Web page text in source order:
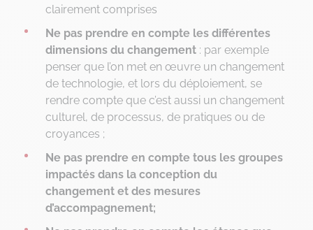
clairement comprises
Ne pas prendre en compte les différentes
dimensions du changement : par exemple
penser que l’on met en œuvre un changement
de technologie, et lors du déploiement, se
rendre compte que c’est aussi un changement
culturel, de processus, de pratiques ou de
croyances ;
Ne pas prendre en compte tous les groupes
impactés dans la conception du
changement et des mesures
d’accompagnement;